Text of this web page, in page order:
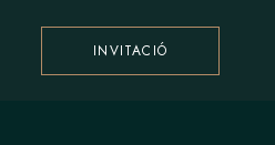
INVITACIÓ